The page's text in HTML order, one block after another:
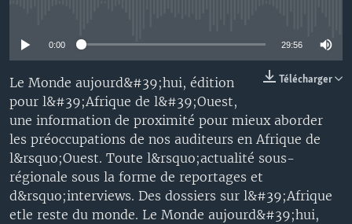
0:00 29:56
Télécharger
Le Monde aujourd&#39;hui, édition
pour l&#39;Afrique de l&#39;Ouest,
une information de proximité pour mieux aborder
les préoccupations de nos auditeurs en Afrique de
l&rsquo;Ouest. Toute l&rsquo;actualité sous-
régionale sous la forme de reportages et
d&rsquo;interviews. Des dossiers sur l&#39;Afrique
etle reste du monde. Le Monde aujourd&#39;hui,